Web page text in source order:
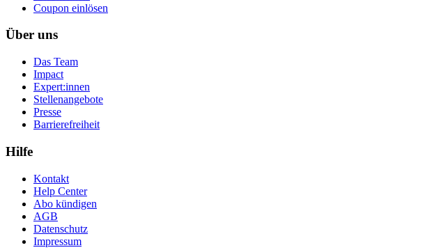
Coupon einlösen
Über uns
Das Team
Impact
Expert:innen
Stellenangebote
Presse
Barrierefreiheit
Hilfe
Kontakt
Help Center
Abo kündigen
AGB
Datenschutz
Impressum